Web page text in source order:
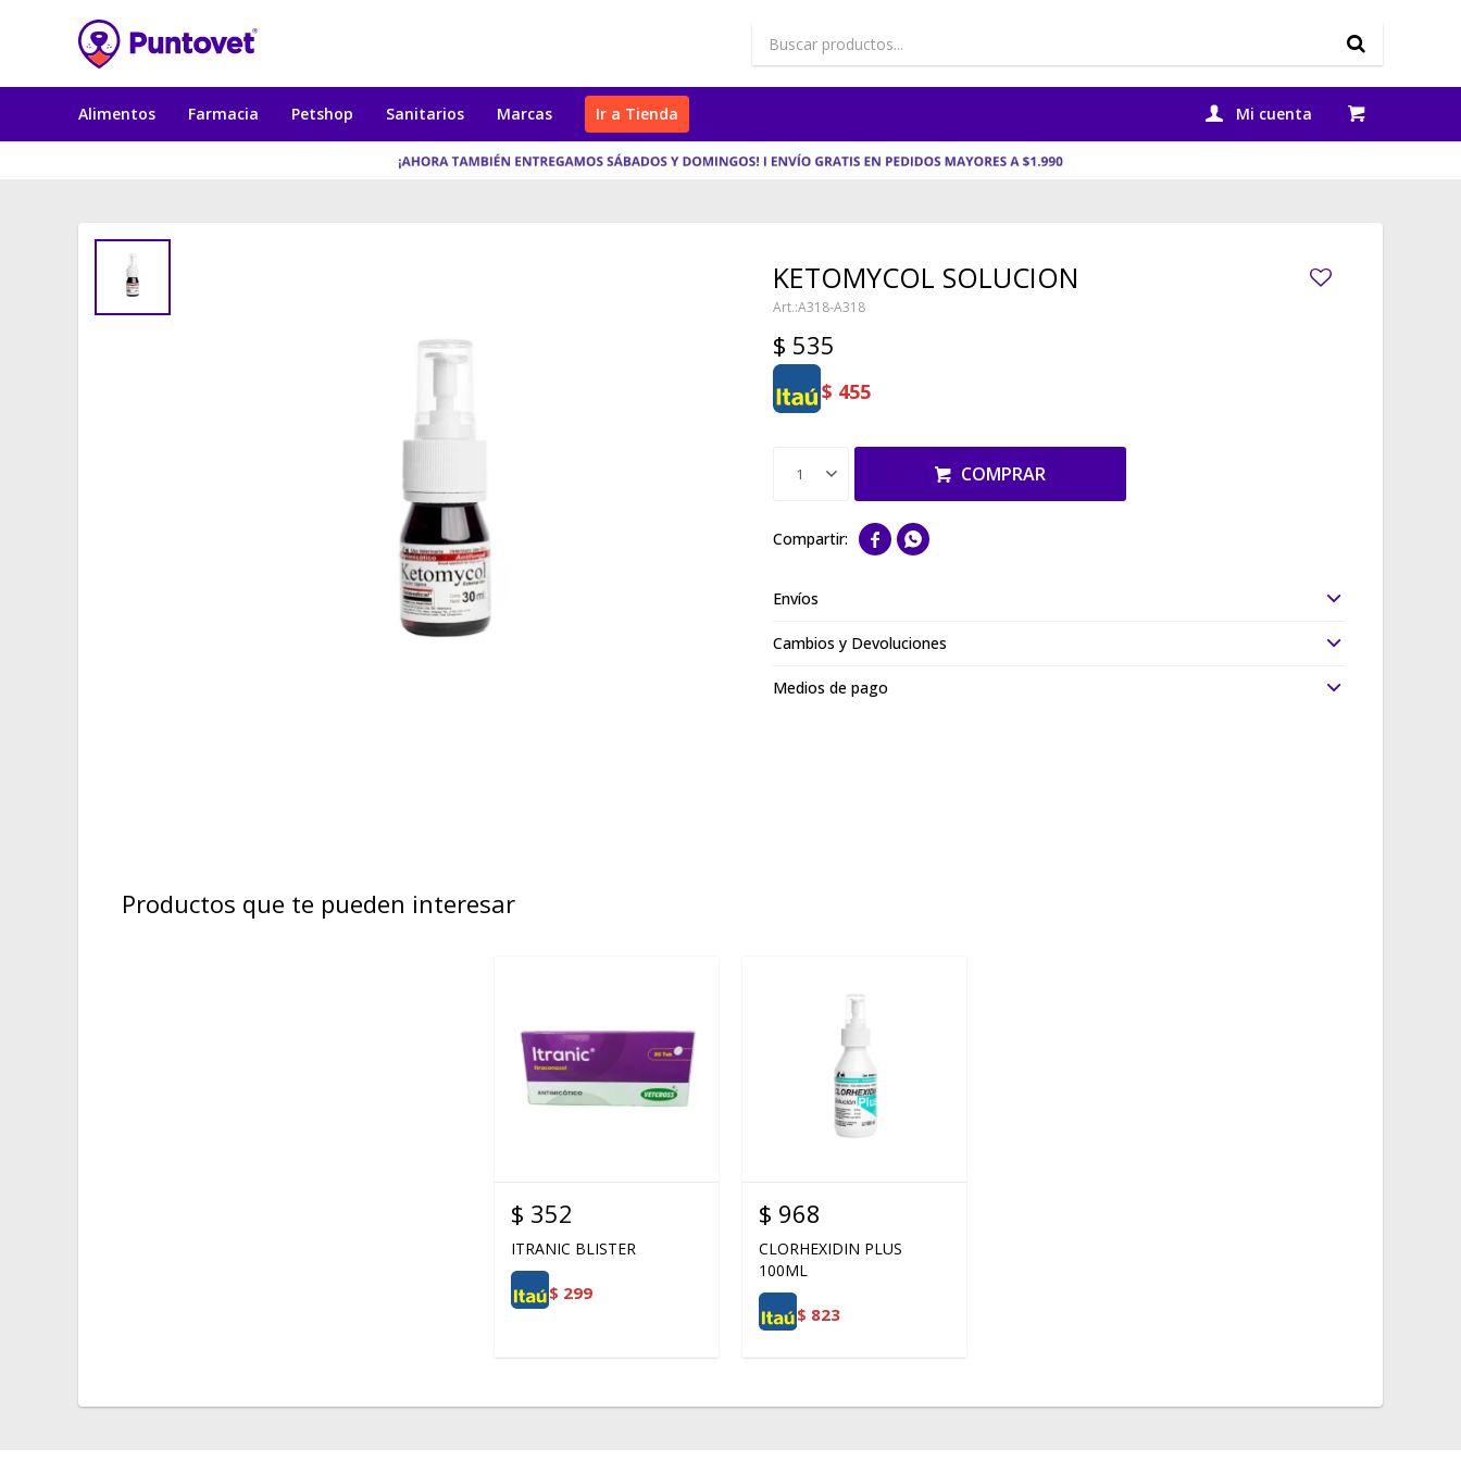
Alimentos Farmacia Petshop Sanitarios Marcas Ir a Tienda
KETOMYCOL SOLUCION
A318-A318
$ 535
$ 455
1 COMPRAR
 
Envíos
Cambios y Devoluciones
Medios de pago
Productos que te pueden interesar
$ 352
ITRANIC BLISTER
$ 299
$ 968
CLORHEXIDIN PLUS
100ML
$ 823